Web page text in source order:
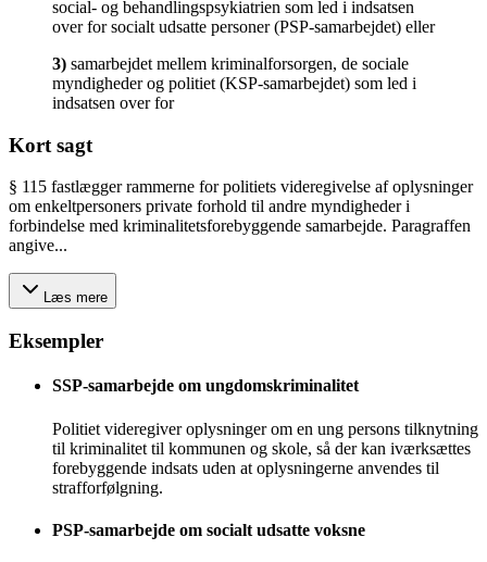
social- og behandlingspsykiatrien som led i indsatsen
over for socialt udsatte personer (PSP-samarbejdet) eller
3) samarbejdet mellem kriminalforsorgen, de sociale
myndigheder og politiet (KSP-samarbejdet) som led i
indsatsen over for
Kort sagt
§ 115 fastlægger rammerne for politiets videregivelse af oplysninger
om enkeltpersoners private forhold til andre myndigheder i
forbindelse med kriminalitetsforebyggende samarbejde. Paragraffen
angive...
Læs mere
Eksempler
SSP-samarbejde om ungdomskriminalitet
Politiet videregiver oplysninger om en ung persons tilknytning
til kriminalitet til kommunen og skole, så der kan iværksættes
forebyggende indsats uden at oplysningerne anvendes til
strafforfølgning.
PSP-samarbejde om socialt udsatte voksne